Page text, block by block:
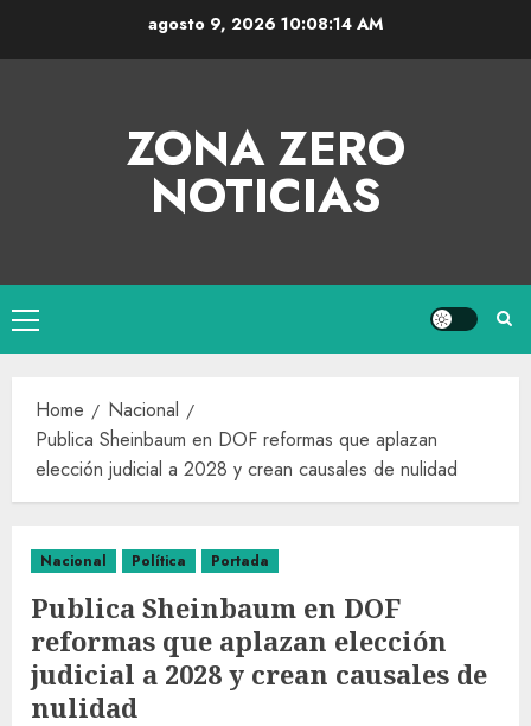
agosto 9, 2026 10:08:15 AM
ZONA ZERO
NOTICIAS
Home
Nacional
Publica Sheinbaum en DOF reformas que aplazan
elección judicial a 2028 y crean causales de nulidad
Nacional Política Portada
Publica Sheinbaum en DOF
reformas que aplazan elección
judicial a 2028 y crean causales de
nulidad